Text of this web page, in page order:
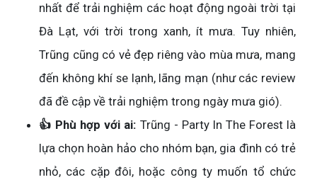
nhất để trải nghiệm các hoạt động ngoài trời tại
Đà Lạt, với trời trong xanh, ít mưa. Tuy nhiên,
Trũng cũng có vẻ đẹp riêng vào mùa mưa, mang
đến không khí se lạnh, lãng mạn (như các review
đã đề cập về trải nghiệm trong ngày mưa gió).
👍 Phù hợp với ai: Trũng - Party In The Forest là
lựa chọn hoàn hảo cho nhóm bạn, gia đình có trẻ
nhỏ, các cặp đôi, hoặc công ty muốn tổ chức